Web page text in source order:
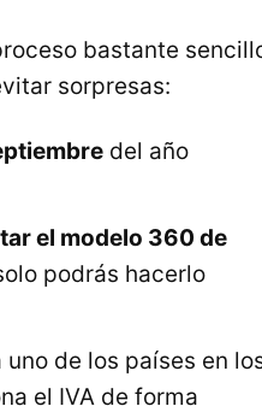
bastante
sorpresas:
del año
el modelo 360 de
podrás hacerlo
de los países en
el IVA de forma